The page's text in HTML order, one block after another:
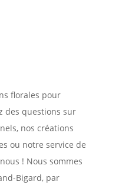
florales pour
des questions sur
nos créations
ou notre service de
! Nous sommes
Bigard, par